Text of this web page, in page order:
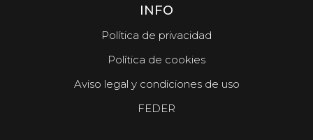
INFO
Política de privacidad
Política de cookies
Aviso legal y condiciones de uso
FEDER